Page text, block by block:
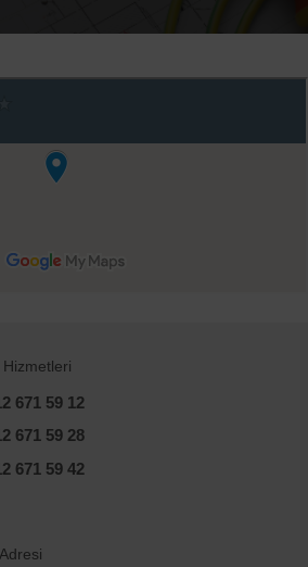
671 59 12
671 59 28
671 59 42